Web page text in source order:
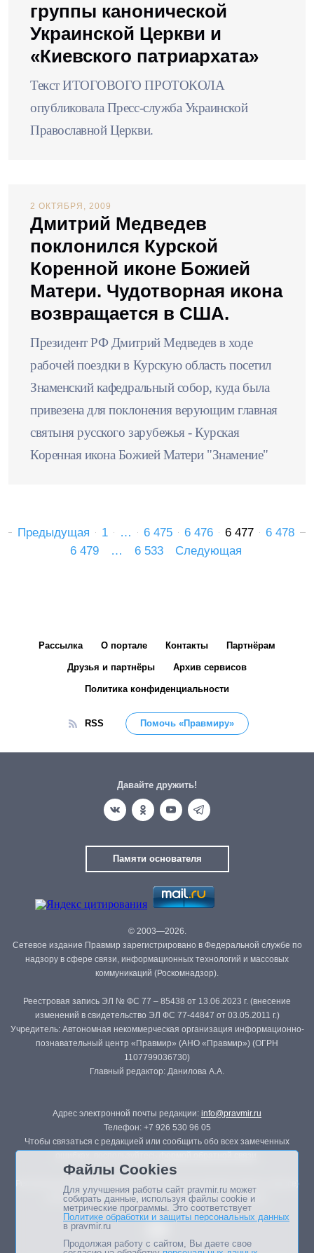
группы канонической
Украинской Церкви и
«Киевского патриархата»
Текст ИТОГОВОГО ПРОТОКОЛА
опубликовала Пресс-служба Украинской
Православной Церкви.
2 ОКТЯБРЯ, 2009
Дмитрий Медведев
поклонился Курской
Коренной иконе Божией
Матери. Чудотворная икона
возвращается в США.
Президент РФ Дмитрий Медведев в ходе
рабочей поездки в Курскую область посетил
Знаменский кафедральный собор, куда была
привезена для поклонения верующим главная
святыня русского зарубежья - Курская
Коренная икона Божией Матери "Знамение"
Предыдущая 1 … 6 475 6 476 6 477
6 478
6 479
… 6 533 Следующая
Рассылка О портале Контакты Партнёрам
Друзья и партнёры Архив сервисов
Политика конфиденциальности
RSS Помочь «Правмиру»
Давайте дружить!
Памяти основателя
© 2003—2026.
Сетевое издание Правмир зарегистрировано в Федеральной службе по
надзору в сфере связи, информационных технологий и массовых
коммуникаций (Роскомнадзор).
Реестровая запись ЭЛ № ФС 77 – 85438 от 13.06.2023 г. (внесение
изменений в свидетельство ЭЛ ФС 77-44847 от 03.05.2011 г.)
Учредитель: Автономная некоммерческая организация информационно-
познавательный центр «Правмир» (АНО «Правмир») (ОГРН
1107799036730)
Главный редактор: Данилова А.А.
Адрес электронной почты редакции: info@pravmir.ru
Телефон: +7 926 530 96 05
Чтобы связаться с редакцией или сообщить обо всех замеченных
Републикация материалов сайта в печатных изданиях (книгах, прессе)
возможна только с письменного разрешения редакции.
Файлы Cookies
Для улучшения работы сайт pravmir.ru может
собирать данные, используя файлы cookie и
метрические программы. Это соответствует
Политике обработки и защиты персональных данных
в pravmir.ru
Продолжая работу с сайтом, Вы даете свое